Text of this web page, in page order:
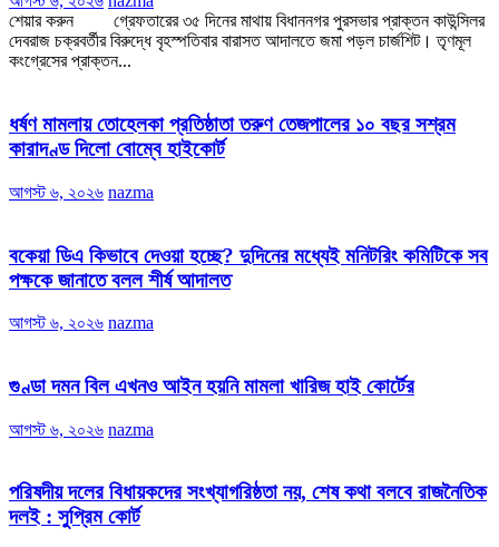
শেয়ার করুন গ্রেফতারের ৩৫ দিনের মাথায় বিধাননগর পুরসভার প্রাক্তন কাউন্সিলর
দেবরাজ চক্রবর্তীর বিরুদ্ধে বৃহস্পতিবার বারাসত আদালতে জমা পড়ল চার্জশিট। তৃণমূল
কংগ্রেসের প্রাক্তন...
ধর্ষণ মামলায় তোহেলকা প্রতিষ্ঠাতা তরুণ তেজপালের ১০ বছর সশ্রম
কারাদণ্ড দিলো বোম্বে হাইকোর্ট
আগস্ট ৬, ২০২৬ nazma
বকেয়া ডিএ কিভাবে দেওয়া হচ্ছে? দুদিনের মধ্যেই মনিটরিং কমিটিকে সব
পক্ষকে জানাতে বলল শীর্ষ আদালত
আগস্ট ৬, ২০২৬ nazma
গুণ্ডা দমন বিল এখনও আইন হয়নি মামলা খারিজ হাই কোর্টের
আগস্ট ৬, ২০২৬ nazma
পরিষদীয় দলের বিধায়কদের সংখ্যাগরিষ্ঠতা নয়, শেষ কথা বলবে রাজনৈতিক
দলই : সুপ্রিম কোর্ট